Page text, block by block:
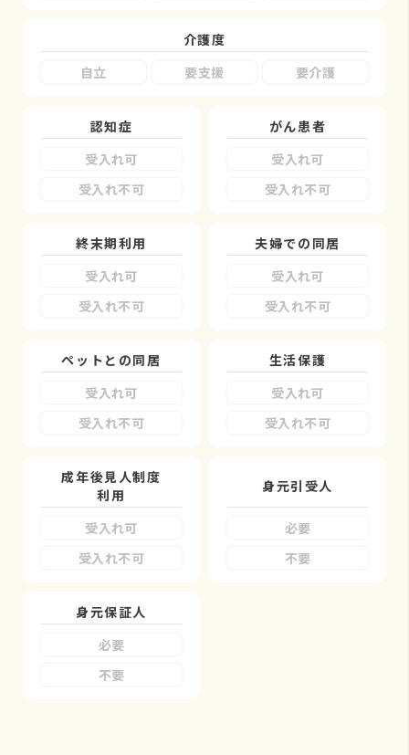
介護度
自立
要支援 要介護
認知症
受入れ可
受入れ不可
がん患者
受入れ可
受入れ不可
終末期利用
受入れ可
受入れ不可
夫婦での同居
受入れ可
受入れ不可
ペットとの同居
受入れ可
受入れ不可
生活保護
受入れ可
受入れ不可
成年後見人制度
利用
受入れ可
受入れ不可
身元引受人
必要
不要
身元保証人
必要
不要